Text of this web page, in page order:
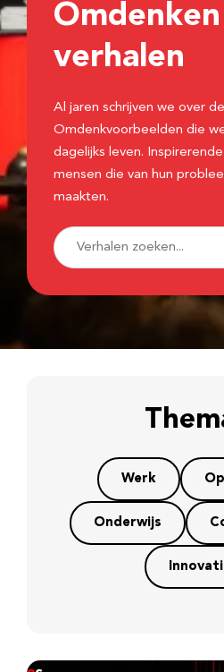
Omdenken
verhalen
Al jaren schrijven we over
Omdenkvoorbeelden die
dagelijks leven.
mensen die van hun
maakten.
Werk
Onderwijs